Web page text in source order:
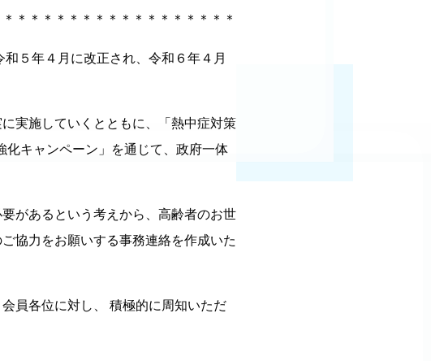
＊＊＊＊＊＊＊＊＊＊＊＊＊＊＊＊＊＊
５年４月に改正され、令和６年４月
実施していくとともに、「熱中症対策
キャンペーン」を通じて、政府一体
があるという考えから、高齢者のお世
協力をお願いする事務連絡を作成いた
員各位に対し、 積極的に周知いただ